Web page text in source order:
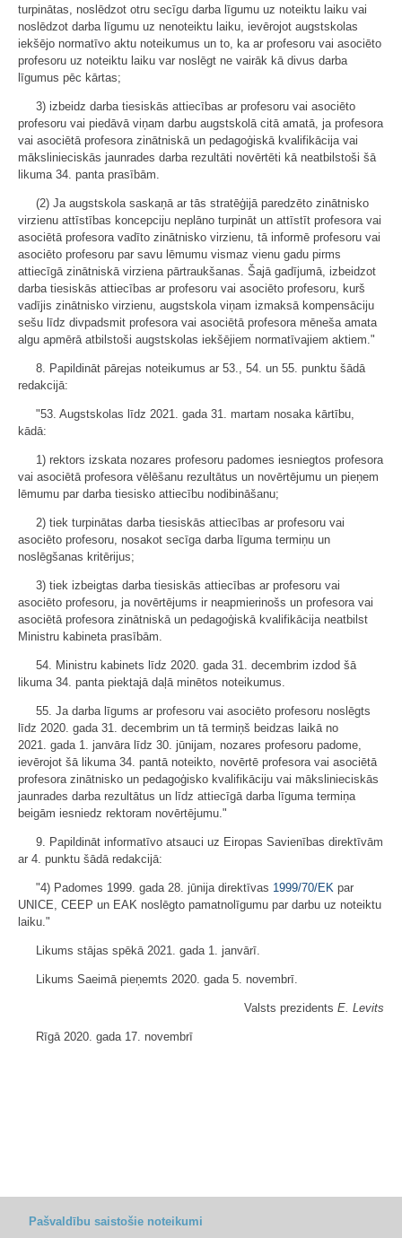
turpinātas, noslēdzot otru secīgu darba līgumu uz noteiktu laiku vai
noslēdzot darba līgumu uz nenoteiktu laiku, ievērojot augstskolas
iekšējo normatīvo aktu noteikumus un to, ka ar profesoru vai asociēto
profesoru uz noteiktu laiku var noslēgt ne vairāk kā divus darba
līgumus pēc kārtas;
3) izbeidz darba tiesiskās attiecības ar profesoru vai asociēto
profesoru vai piedāvā viņam darbu augstskolā citā amatā, ja profesora
vai asociētā profesora zinātniskā un pedagoģiskā kvalifikācija vai
mākslinieciskās jaunrades darba rezultāti novērtēti kā neatbilstoši šā
likuma 34. panta prasībām.
(2) Ja augstskola saskaņā ar tās stratēģijā paredzēto zinātnisko
virzienu attīstības koncepciju neplāno turpināt un attīstīt profesora vai
asociētā profesora vadīto zinātnisko virzienu, tā informē profesoru vai
asociēto profesoru par savu lēmumu vismaz vienu gadu pirms
attiecīgā zinātniskā virziena pārtraukšanas. Šajā gadījumā, izbeidzot
darba tiesiskās attiecības ar profesoru vai asociēto profesoru, kurš
vadījis zinātnisko virzienu, augstskola viņam izmaksā kompensāciju
sešu līdz divpadsmit profesora vai asociētā profesora mēneša amata
algu apmērā atbilstoši augstskolas iekšējiem normatīvajiem aktiem."
8. Papildināt pārejas noteikumus ar 53., 54. un 55. punktu šādā
redakcijā:
"53. Augstskolas līdz 2021. gada 31. martam nosaka kārtību,
kādā:
1) rektors izskata nozares profesoru padomes iesniegtos profesora
vai asociētā profesora vēlēšanu rezultātus un novērtējumu un pieņem
lēmumu par darba tiesisko attiecību nodibināšanu;
2) tiek turpinātas darba tiesiskās attiecības ar profesoru vai
asociēto profesoru, nosakot secīga darba līguma termiņu un
noslēgšanas kritērijus;
3) tiek izbeigtas darba tiesiskās attiecības ar profesoru vai
asociēto profesoru, ja novērtējums ir neapmierinošs un profesora vai
asociētā profesora zinātniskā un pedagoģiskā kvalifikācija neatbilst
Ministru kabineta prasībām.
54. Ministru kabinets līdz 2020. gada 31. decembrim izdod šā
likuma 34. panta piektajā daļā minētos noteikumus.
55. Ja darba līgums ar profesoru vai asociēto profesoru noslēgts
līdz 2020. gada 31. decembrim un tā termiņš beidzas laikā no
2021. gada 1. janvāra līdz 30. jūnijam, nozares profesoru padome,
ievērojot šā likuma 34. pantā noteikto, novērtē profesora vai asociētā
profesora zinātnisko un pedagoģisko kvalifikāciju vai mākslinieciskās
jaunrades darba rezultātus un līdz attiecīgā darba līguma termiņa
beigām iesniedz rektoram novērtējumu."
9. Papildināt informatīvo atsauci uz Eiropas Savienības direktīvām
ar 4. punktu šādā redakcijā:
"4) Padomes 1999. gada 28. jūnija direktīvas 1999/70/EK par
UNICE, CEEP un EAK noslēgto pamatnolīgumu par darbu uz noteiktu
laiku."
Likums stājas spēkā 2021. gada 1. janvārī.
Likums Saeimā pieņemts 2020. gada 5. novembrī.
Valsts prezidents E. Levits
Rīgā 2020. gada 17. novembrī
Pašvaldību saistošie noteikumi